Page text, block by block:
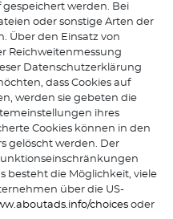
werden. Bei
oder sonstige Arten der
Über den Einsatz von
Reichweitenmessung
Datenschutzerklärung
dass Cookies auf
werden sie gebeten die
ihres
Cookies können in den
gelöscht werden. Der
besteht die Möglichkeit, viele
über die US-
choices oder